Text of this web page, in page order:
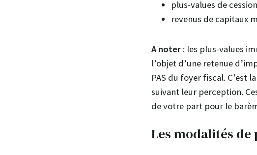
plus-values de
revenus de capitaux
A noter : les plus-values
l’objet d’une retenue
PAS du foyer fiscal. C’est
suivant leur perception.
de votre part pour le
Les modalités